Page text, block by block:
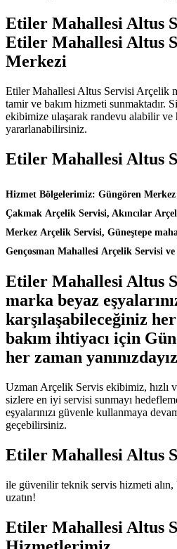
Etiler Mahallesi Altus
Etiler Mahallesi Altus
Merkezi
Etiler Mahallesi Altus Servisi Arçelik
tamir ve bakım hizmeti sunmaktadır.
ekibimize ulaşarak randevu alabilir ve
yararlanabilirsiniz.
Etiler Mahallesi Altus
Hizmet Bölgelerimiz: Güngören
Çakmak Arçelik Servisi, Akıncılar
Merkez Arçelik Servisi, Güneştepe
Gençosman Mahallesi Arçelik Servisi
Etiler Mahallesi Altus
marka beyaz
karşılaşabileceğiniz
bakım ihtiyacı için
her zaman
Uzman Arçelik Servis ekibimiz, hızlı
sizlere en iyi servisi sunmayı
eşyalarınızı güvenle kullanmaya
geçebilirsiniz.
Etiler Mahallesi Altus
ile güvenilir teknik servis hizmeti alın,
uzatın!
Etiler Mahallesi Altus